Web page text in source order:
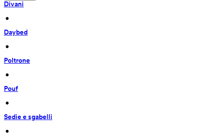
Divani
•
Daybed
•
Poltrone
•
Pouf
•
Sedie e sgabelli
•